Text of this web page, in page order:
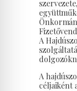
A
A
céljaiként